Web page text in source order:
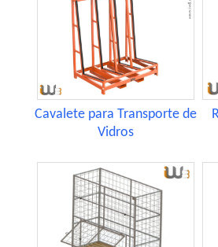
Cavalete para Transporte de
Vidros